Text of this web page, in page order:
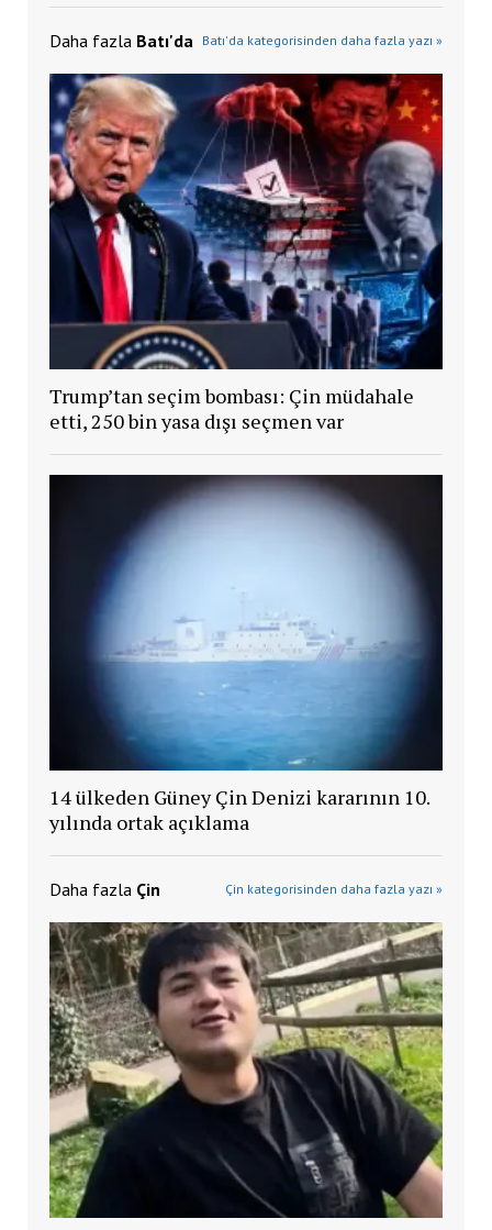
Daha fazla Batı'da Batı'da kategorisinden daha fazla yazı »
Trump’tan seçim bombası: Çin müdahale
etti, 250 bin yasa dışı seçmen var
14 ülkeden Güney Çin Denizi kararının 10.
yılında ortak açıklama
Daha fazla Çin Çin kategorisinden daha fazla yazı »